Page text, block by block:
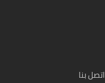
اتصل بنا